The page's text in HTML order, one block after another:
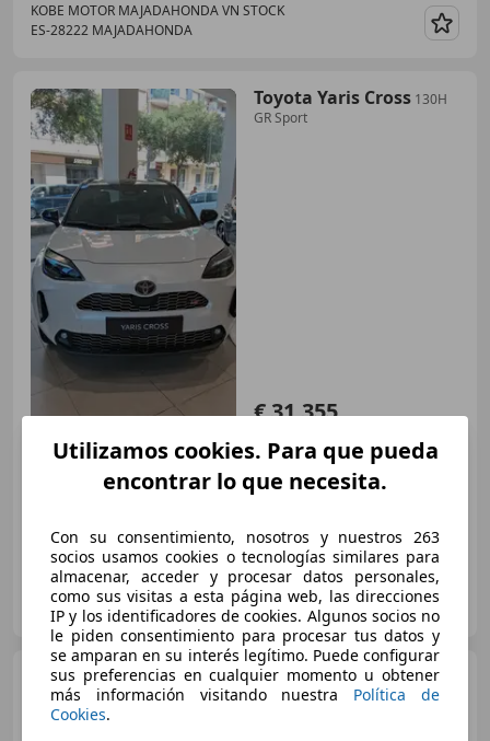
KOBE MOTOR MAJADAHONDA VN STOCK
ES-28222 MAJADAHONDA
Toyota Yaris Cross 130H
GR Sport
€ 31.355
Sin comparación
- km Electro/Gasolina 97 kW (132 CV)
D.L. STARBAIX VN
ES-08830 SANT BOI DE LLOBREGAT
Toyota Yaris Cross 130H
Active
Utilizamos cookies. Para que pueda
encontrar lo que necesita.
Con su consentimiento, nosotros y nuestros 263
socios usamos cookies o tecnologías similares para
almacenar, acceder y procesar datos personales,
como sus visitas a esta página web, las direcciones
IP y los identificadores de cookies. Algunos socios no
le piden consentimiento para procesar tus datos y
se amparan en su interés legítimo. Puede configurar
sus preferencias en cualquier momento u obtener
más información visitando nuestra Política de
Cookies.